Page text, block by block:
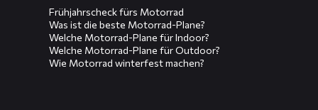
Frühjahrscheck fürs Motorrad
Was ist die beste Motorrad-Plane?
Welche Motorrad-Plane für Indoor?
Welche Motorrad-Plane für Outdoor?
Wie Motorrad winterfest machen?